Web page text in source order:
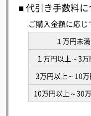
代引き手数料に
ご購入金額に応じ
１万円未満
１万円以上～3
3万円以上～10
10万円以上～30